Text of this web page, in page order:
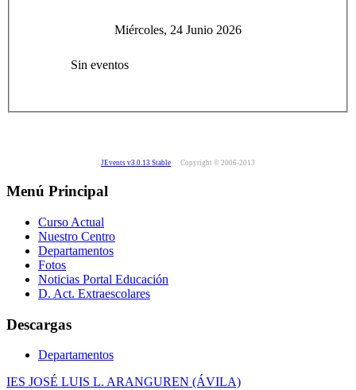
Miércoles, 24 Junio 2026
Sin eventos
JEvents v3.0.13 Stable Copyright © 2006-2013
Menú Principal
Curso Actual
Nuestro Centro
Departamentos
Fotos
Noticias Portal Educación
D. Act. Extraescolares
Descargas
Departamentos
IES JOSÉ LUIS L. ARANGUREN (ÁVILA)